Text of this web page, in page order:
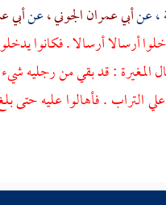
عنأبي عمران الجوني ،عنأبي
أرسالا أرسالا . فكانوا
المغيرة: قد بقي من رجليه
التراب . فأهالوا عليه